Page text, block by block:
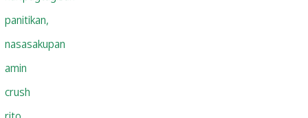
panitikan,
nasasakupan
amin
crush